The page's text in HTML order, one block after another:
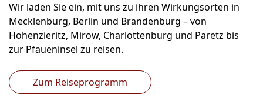
Wir laden Sie ein, mit uns zu ihren Wirkungsorten in
Mecklenburg, Berlin und Brandenburg – von
Hohenzieritz, Mirow, Charlottenburg und Paretz bis
zur Pfaueninsel zu reisen.
Zum Reiseprogramm